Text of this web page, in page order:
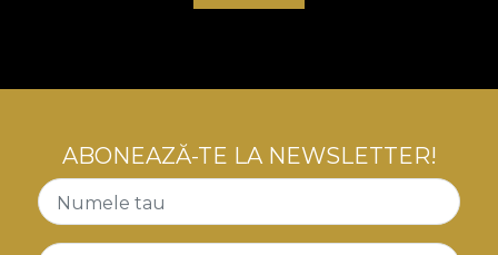
ABONEAZĂ-TE LA NEWSLETTER!
Numele tau